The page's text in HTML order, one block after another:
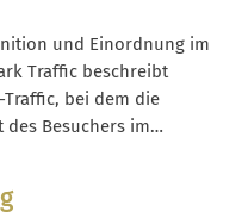
Audio-Dateien,
Logos, Icons und
Produktmedien. Ein
und Einordnung im
Traffic beschreibt
bei dem die
Besuchers im
aus einem
oder aus einem E-Mail-